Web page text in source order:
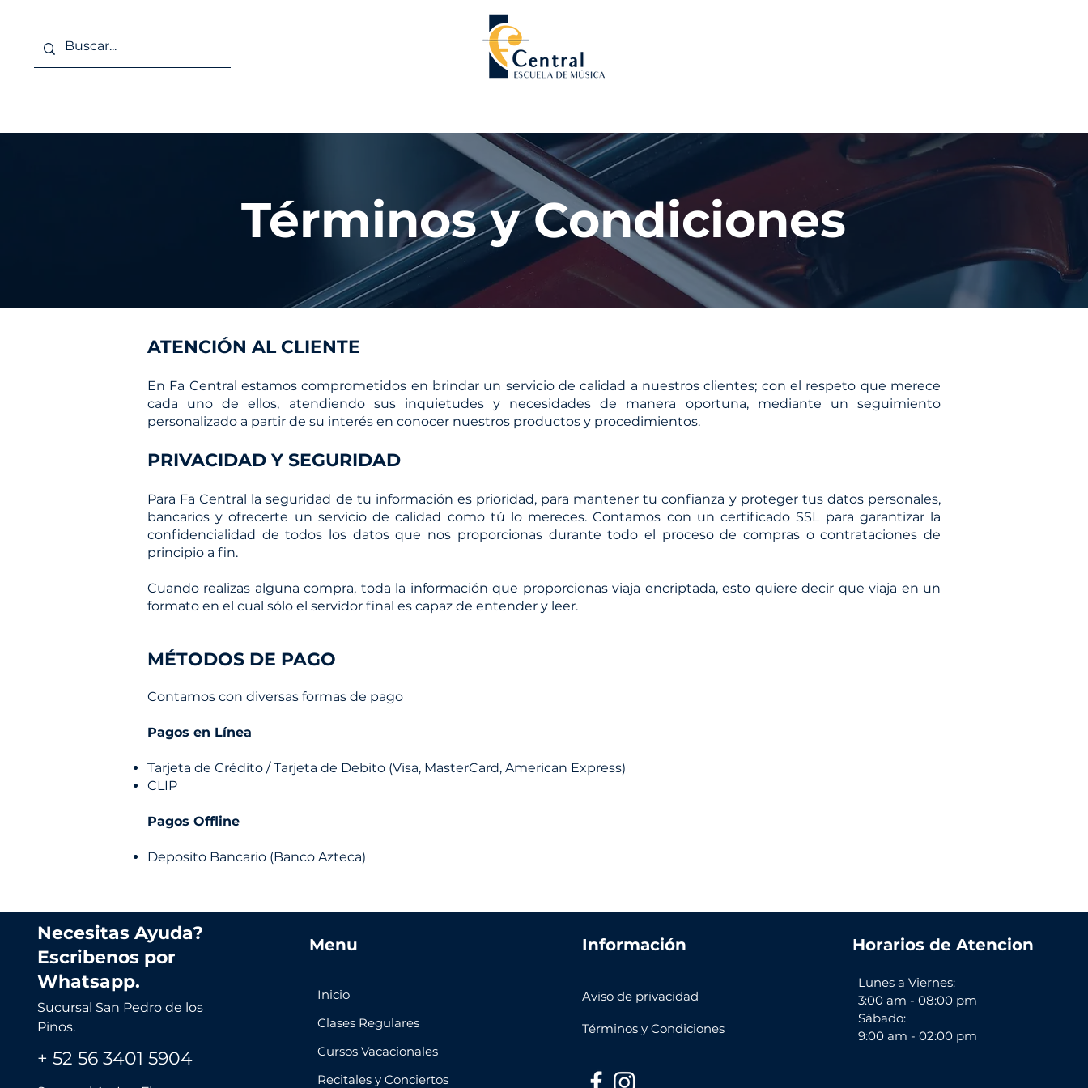
Términos y Condiciones
ATENCIÓN AL CLIENTE
En Fa Central estamos comprometidos en brindar un servicio de calidad a nuestros clientes; con el respeto que merece
cada uno de ellos, atendiendo sus inquietudes y necesidades de manera oportuna, mediante un seguimiento
personalizado a partir de su interés en conocer nuestros productos y procedimientos.
PRIVACIDAD Y SEGURIDAD
Para Fa Central la seguridad de tu información es prioridad, para mantener tu confianza y proteger tus datos personales,
bancarios y ofrecerte un servicio de calidad como tú lo mereces. Contamos con un certificado SSL para garantizar la
confidencialidad de todos los datos que nos proporcionas durante todo el proceso de compras o contrataciones de
principio a fin.
Cuando realizas alguna compra, toda la información que proporcionas viaja encriptada, esto quiere decir que viaja en un
formato en el cual sólo el servidor final es capaz de entender y leer.
MÉTODOS DE PAGO
Contamos con diversas formas de pago
Pagos en Línea
Tarjeta de Crédito / Tarjeta de Debito (Visa, MasterCard, American Express)
CLIP
Pagos Offline​
Deposito Bancario (Banco Azteca)
Necesitas Ayuda?
Escribenos por
Whatsapp.
Sucursal San Pedro de los
Pinos.
+ 52 56 3401 5904
Menu
Inicio
Clases Regulares
Cursos Vacacionales
Recitales y Conciertos
Información
Aviso de privacidad
Términos y Condiciones
Horarios de Atencion
Lunes a Viernes:
3:00 am - 08:00 pm
Sábado:
9:00 am - 02:00 pm